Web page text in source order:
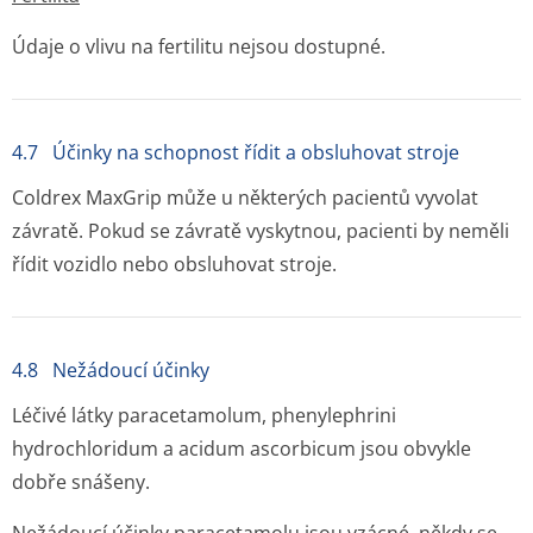
Údaje o vlivu na fertilitu nejsou dostupné.
4.7 Účinky na schopnost řídit a obsluhovat stroje
Coldrex MaxGrip může u některých pacientů vyvolat
závratě. Pokud se závratě vyskytnou, pacienti by neměli
řídit vozidlo nebo obsluhovat stroje.
4.8 Nežádoucí účinky
Léčivé látky paracetamolum, phenylephrini
hydrochloridum a acidum ascorbicum jsou obvykle
dobře snášeny.